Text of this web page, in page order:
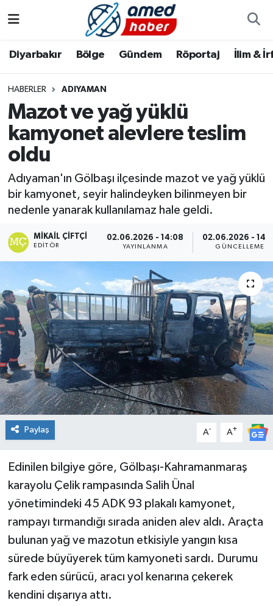
Diyarbakır Bölge Gündem Röportaj İlim &
HABERLER ADIYAMAN
Mazot ve yağ yüklü
kamyonet alevlere teslim
oldu
Adıyaman'ın Gölbaşı ilçesinde mazot ve yağ yüklü
bir kamyonet, seyir halindeyken bilinmeyen bir
nedenle yanarak kullanılamaz hale geldi.
MIKAIL ÇIFTÇI
EDITÖR
02.06.2026 - 14:08
YAYINLANMA
02.06.2026 -
GÜNCELLEME
Paylaş A- A+
Edinilen bilgiye göre, Gölbaşı-Kahramanmaraş
karayolu Çelik rampasında Salih Ünal
yönetimindeki 45 ADK 93 plakalı kamyonet,
rampayı tırmandığı sırada aniden alev aldı. Araçta
bulunan yağ ve mazotun etkisiyle yangın kısa
sürede büyüyerek tüm kamyoneti sardı. Durumu
fark eden sürücü, aracı yol kenarına çekerek
kendini dışarıya attı.
Bölge
Röportaj
Foto Galeri
Aile
Asayiş
Bilim & Teknoloji
Dünya
Eğitim
Ekonomi
Genel
Güncel
Gündem
İlim & İrfan
Kültür & Sanat
Sağlık
Siyaset
Spor
Diyarbakır Hava Durumu
Diyarbakır Namaz Vakitleri
Diyarbakır Trafik Yoğunluk Haritası
Tüm Manşetler
Son Dakika Haberleri
Haber Arşivi